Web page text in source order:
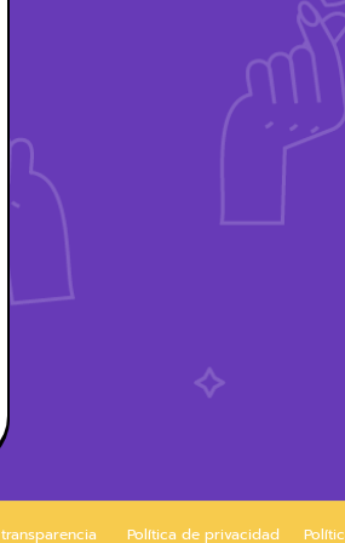
Política de privacidad